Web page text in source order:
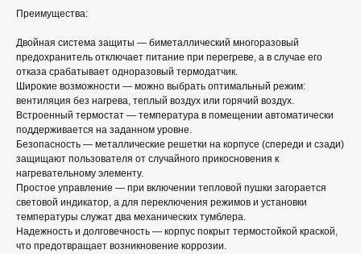
Преимущества:
Двойная система защиты — биметаллический многоразовый
предохранитель отключает питание при перегреве, а в случае его
отказа срабатывает одноразовый термодатчик.
Широкие возможности — можно выбрать оптимальный режим:
вентиляция без нагрева, теплый воздух или горячий воздух.
Встроенный термостат — температура в помещении автоматически
поддерживается на заданном уровне.
Безопасность — металлические решетки на корпусе (спереди и сзади)
защищают пользователя от случайного прикосновения к
нагревательному элементу.
Простое управление — при включении тепловой пушки загорается
световой индикатор, а для переключения режимов и установки
температуры служат два механических тумблера.
Надежность и долговечность — корпус покрыт термостойкой краской,
что предотвращает возникновение коррозии.